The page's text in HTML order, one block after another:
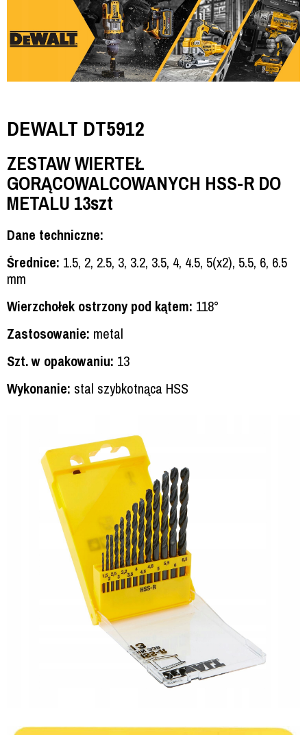
DEWALT DT5912
ZESTAW WIERTEŁ
GORĄCOWALCOWANYCH HSS-R DO
METALU 13szt
Dane techniczne:
Średnice: 1.5, 2, 2.5, 3, 3.2, 3.5, 4, 4.5, 5(x2), 5.5, 6, 6.5
mm
Wierzchołek ostrzony pod kątem: 118°
Zastosowanie: metal
Szt. w opakowaniu: 13
Wykonanie: stal szybkotnąca HSS